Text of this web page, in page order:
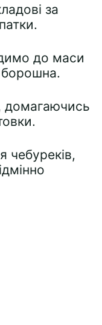
за
до маси
борошна.
домагаючись
чебуреків,